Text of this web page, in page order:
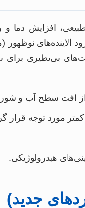
افزایش دما و
نوظهور
بی‌نظیری
از افت سطح آب و
مورد توجه قرار
هیدرولوژیکی.
جدید)